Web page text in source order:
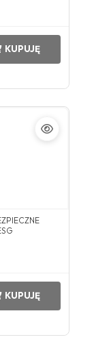
KUPUJĘ
KUPUJĘ